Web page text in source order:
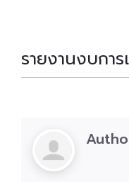
รายงานงบกา